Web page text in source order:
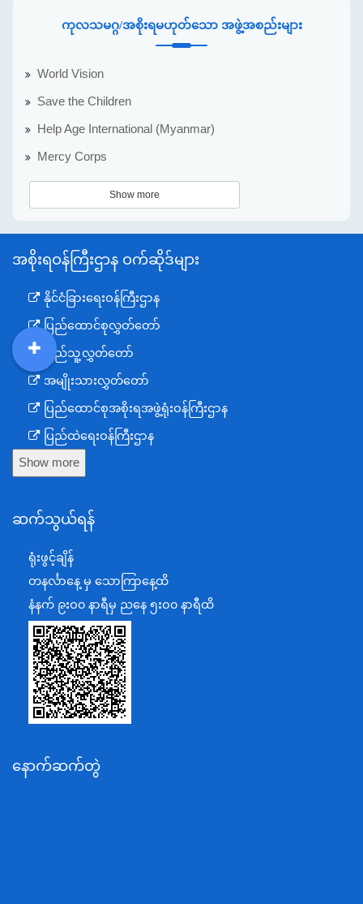
ကုလသမဂ္ဂ/အစိုးရမဟုတ်သော အဖွဲ့အစည်းများ
World Vision
Save the Children
Help Age International (Myanmar)
Mercy Corps
Show more
အစိုးရဝန်ကြီးဌာန ဝက်ဆိုဒ်များ
နိုင်ငံခြားရေးဝန်ကြီးဌာန
ပြည်ထောင်စုလွှတ်တော်
ပြည်သူ့လွှတ်တော်
အမျိုးသားလွှတ်တော်
ပြည်ထောင်စုအစိုးရအဖွဲ့ရုံးဝန်ကြီးဌာန
ပြည်ထဲရေးဝန်ကြီးဌာန
ကာကွယ်ရေးဝန်ကြီးဌာန
စီမံကိန်း၊ဘဏ္ဍာရေးနှင့်စက်မှုဝန်ကြီးဌာန
အပြည်ပြည်ဆိုင်ရာပူးပေါင်းဆောင်ရွက်ရေးဝန်ကြီးဌာန
ပြန်ကြားရေးဝန်ကြီးဌာန
သာသနာရေးနှင့် ယဉ်ကျေးမှုဝန်ကြီးဌာန
စိုက်ပျိုးရေး၊မွေးမြူရေးနှင့်ဆည်မြောင်းဝန်ကြီးဌာန
ပို့ဆောင်ရေးနှင့်ဆက်သွယ်ရေးဝန်ကြီးဌာန
သယံဇာတနှင့်ပတ်ဝန်းကျင်ထိန်းသိမ်းရေးဝန်ကြီးဌာန
အလုပ်သမား၊လူဝင်မှုကြီးကြပ်ရေးနှင့်ပြည်သူ့အင်အား
Show more
ဆက်သွယ်ရန်
ရုံးဖွင့်ချိန်
တနင်္လာနေ့ မှ သောကြာနေ့ထိ
နံနက် ၉းဝ၀ နာရီမှ ညနေ ၅းဝ၀ နာရီထိ
နောက်ဆက်တွဲ
DDM